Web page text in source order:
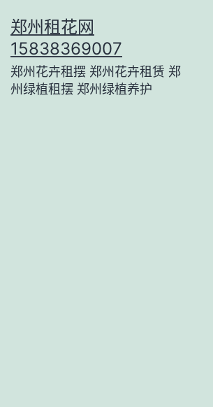
至
内
容
郑州租花网
15838369007
郑州花卉租摆 郑州花卉租赁 郑
州绿植租摆 郑州绿植养护